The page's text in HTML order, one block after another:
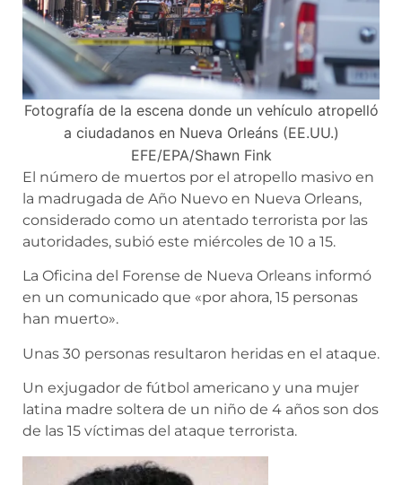
Fotografía de la escena donde un vehículo atropelló
a ciudadanos en Nueva Orleáns (EE.UU.)
EFE/EPA/Shawn Fink
El número de muertos por el atropello masivo en
la madrugada de Año Nuevo en Nueva Orleans,
considerado como un atentado terrorista por las
autoridades, subió este miércoles de 10 a 15.
La Oficina del Forense de Nueva Orleans informó
en un comunicado que «por ahora, 15 personas
han muerto».
Unas 30 personas resultaron heridas en el ataque.
Un exjugador de fútbol americano y una mujer
latina madre soltera de un niño de 4 años son dos
de las 15 víctimas del ataque terrorista.